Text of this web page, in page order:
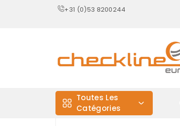
+31 (0)53 8200244
Toutes Les
Catégories